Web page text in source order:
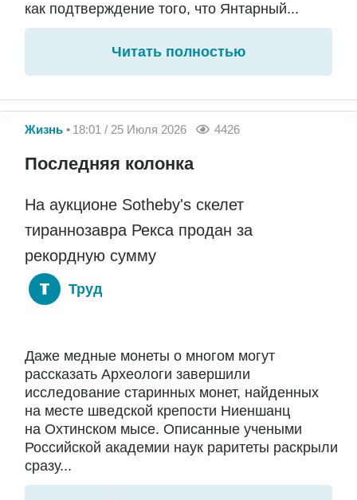
как подтверждение того, что Янтарный...
Читать полностью
Жизнь 18:01 / 25 Июля 2026 4426
Последняя колонка
На аукционе Sotheby's скелет
тираннозавра Рекса продан за
рекордную сумму
Труд
Даже медные монеты о многом могут
рассказать Археологи завершили
исследование старинных монет, найденных
на месте шведской крепости Ниеншанц
на Охтинском мысе. Описанные учеными
Российской академии наук раритеты раскрыли
сразу...